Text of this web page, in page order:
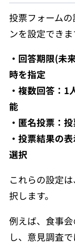
投票フォーム
ンを設定できま
・回答期限(未
時を指定
・複数回答：1
能
・匿名投票：
・投票結果の
選択
これらの設定
択します。
例えば、食事
し、意見調査